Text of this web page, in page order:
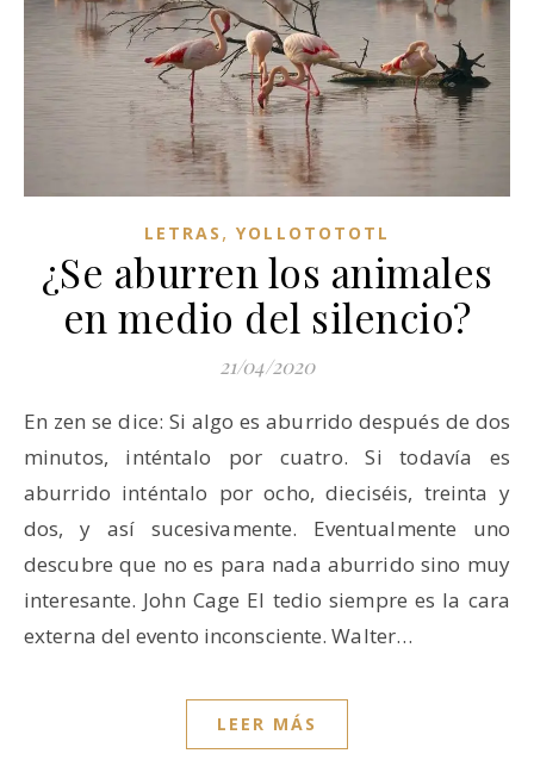
LETRAS ,YOLLOTOTOTL
¿Se aburren los animales
en medio del silencio?
21/04/2020
En zen se dice: Si algo es aburrido después de dos
minutos, inténtalo por cuatro. Si todavía es
aburrido inténtalo por ocho, dieciséis, treinta y
dos, y así sucesivamente. Eventualmente uno
descubre que no es para nada aburrido sino muy
interesante. John Cage El tedio siempre es la cara
externa del evento inconsciente. Walter…
LEER MÁS